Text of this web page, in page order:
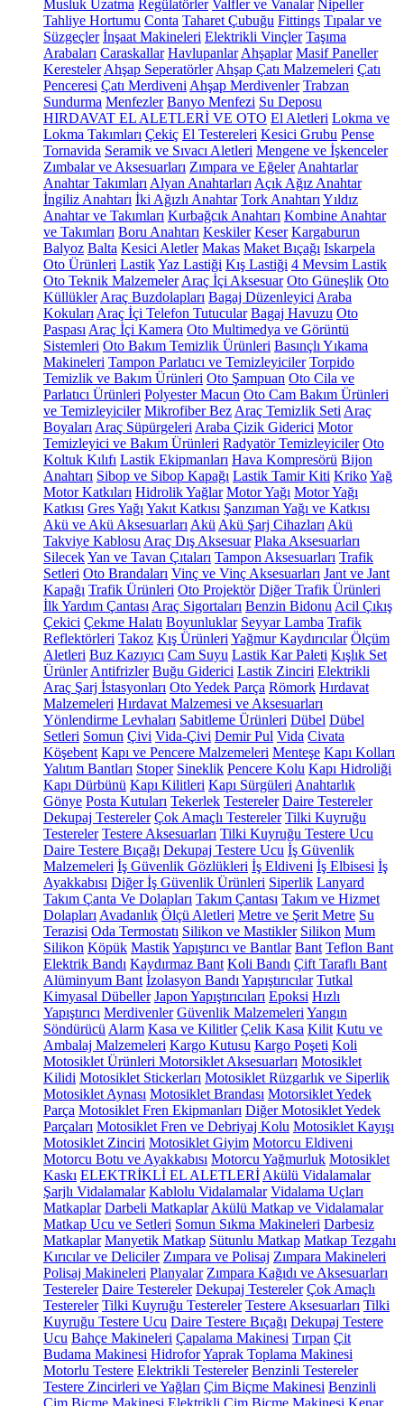
Musluk Uzatma Regülatörler Valfler ve Vanalar Nipeller
Tahliye Hortumu Conta Taharet Çubuğu Fittings Tıpalar ve
Süzgeçler İnşaat Makineleri Elektrikli Vinçler Taşıma
Arabaları Caraskallar Havlupanlar Ahşaplar Masif Paneller
Keresteler Ahşap Seperatörler Ahşap Çatı Malzemeleri Çatı
Penceresi Çatı Merdiveni Ahşap Merdivenler Trabzan
Sundurma Menfezler Banyo Menfezi Su Deposu
HIRDAVAT EL ALETLERİ VE OTO El Aletleri Lokma ve
Lokma Takımları Çekiç El Testereleri Kesici Grubu Pense
Tornavida Seramik ve Sıvacı Aletleri Mengene ve İşkenceler
Zımbalar ve Aksesuarları Zımpara ve Eğeler Anahtarlar
Anahtar Takımları Alyan Anahtarları Açık Ağız Anahtar
İngiliz Anahtarı İki Ağızlı Anahtar Tork Anahtarı Yıldız
Anahtar ve Takımları Kurbağcık Anahtarı Kombine Anahtar
ve Takımları Boru Anahtarı Keskiler Keser Kargaburun
Balyoz Balta Kesici Aletler Makas Maket Bıçağı Iskarpela
Oto Ürünleri LastikYaz Lastiği Kış Lastiği 4 Mevsim Lastik
Oto Teknik Malzemeler Araç İçi Aksesuar Oto Güneşlik Oto
Küllükler Araç Buzdolapları Bagaj Düzenleyici Araba
Kokuları Araç İçi Telefon Tutucular Bagaj Havuzu Oto
Paspası Araç İçi Kamera Oto Multimedya ve Görüntü
Sistemleri Oto Bakım Temizlik Ürünleri Basınçlı Yıkama
Makineleri Tampon Parlatıcı ve Temizleyiciler Torpido
Temizlik ve Bakım Ürünleri Oto Şampuan Oto Cila ve
Parlatıcı Ürünleri Polyester Macun Oto Cam Bakım Ürünleri
ve Temizleyiciler Mikrofiber Bez Araç Temizlik Seti Araç
Boyaları Araç Süpürgeleri Araba Çizik Giderici Motor
Temizleyici ve Bakım Ürünleri Radyatör Temizleyiciler Oto
Koltuk Kılıfı Lastik Ekipmanları Hava Kompresörü Bijon
Anahtarı Sibop ve Sibop Kapağı Lastik Tamir Kiti KrikoYağ
Motor Katkıları Hidrolik Yağlar Motor Yağı Motor Yağı
Katkısı Gres Yağı Yakıt Katkısı Şanzıman Yağı ve Katkısı
Akü ve Akü Aksesuarları Akü Akü Şarj Cihazları Akü
Takviye Kablosu Araç Dış Aksesuar Plaka Aksesuarları
SilecekYan ve Tavan Çıtaları Tampon Aksesuarları Trafik
Setleri Oto Brandaları Vinç ve Vinç Aksesuarları Jant ve Jant
Kapağı Trafik Ürünleri Oto Projektör Diğer Trafik Ürünleri
İlk Yardım Çantası Araç Sigortaları Benzin Bidonu Acil Çıkış
Çekici Çekme Halatı Boyunluklar Seyyar Lamba Trafik
Reflektörleri Takoz Kış Ürünleri Yağmur Kaydırıcılar Ölçüm
Aletleri Buz Kazıyıcı Cam Suyu Lastik Kar Paleti Kışlık Set
Ürünler Antifrizler Buğu Giderici Lastik Zinciri Elektrikli
Araç Şarj İstasyonları Oto Yedek Parça Römork Hırdavat
Malzemeleri Hırdavat Malzemesi ve Aksesuarları
Yönlendirme Levhaları Sabitleme Ürünleri Dübel Dübel
Setleri Somun Çivi Vida-Çivi Demir Pul Vida Civata
Köşebent Kapı ve Pencere Malzemeleri Menteşe Kapı Kolları
Yalıtım Bantları Stoper Sineklik Pencere Kolu Kapı Hidroliği
Kapı Dürbünü Kapı Kilitleri Kapı Sürgüleri Anahtarlık
Gönye Posta Kutuları Tekerlek Testereler Daire Testereler
Dekupaj Testereler Çok Amaçlı Testereler Tilki Kuyruğu
Testereler Testere Aksesuarları Tilki Kuyruğu Testere Ucu
Daire Testere Bıçağı Dekupaj Testere Ucu İş Güvenlik
Malzemeleri İş Güvenlik Gözlükleri İş Eldiveni İş Elbisesi İş
Ayakkabısı Diğer İş Güvenlik Ürünleri Siperlik Lanyard
Takım Çanta Ve Dolapları Takım Çantası Takım ve Hizmet
Dolapları Avadanlık Ölçü Aletleri Metre ve Şerit Metre Su
Terazisi Oda Termostatı Silikon ve Mastikler Silikon Mum
Silikon Köpük MastikYapıştırıcı ve Bantlar Bant Teflon Bant
Elektrik Bandı Kaydırmaz Bant Koli Bandı Çift Taraflı Bant
Alüminyum Bant İzolasyon Bandı Yapıştırıcılar Tutkal
Kimyasal Dübeller Japon Yapıştırıcıları Epoksi Hızlı
Yapıştırıcı Merdivenler Güvenlik Malzemeleri Yangın
Söndürücü Alarm Kasa ve Kilitler Çelik Kasa Kilit Kutu ve
Ambalaj Malzemeleri Kargo Kutusu Kargo Poşeti Koli
Motosiklet Ürünleri Motorsiklet Aksesuarları Motosiklet
Kilidi Motosiklet Stickerları Motosiklet Rüzgarlık ve Siperlik
Motosiklet Aynası Motosiklet Brandası Motorsiklet Yedek
Parça Motosiklet Fren Ekipmanları Diğer Motosiklet Yedek
Parçaları Motosiklet Fren ve Debriyaj Kolu Motosiklet Kayışı
Motosiklet Zinciri Motosiklet Giyim Motorcu Eldiveni
Motorcu Botu ve Ayakkabısı Motorcu Yağmurluk Motosiklet
Kaskı ELEKTRİKLİ EL ALETLERİ Akülü Vidalamalar
Şarjlı Vidalamalar Kablolu Vidalamalar Vidalama Uçları
Matkaplar Darbeli Matkaplar Akülü Matkap ve Vidalamalar
Matkap Ucu ve Setleri Somun Sıkma Makineleri Darbesiz
Matkaplar Manyetik Matkap Sütunlu Matkap Matkap Tezgahı
Kırıcılar ve Deliciler Zımpara ve Polisaj Zımpara Makineleri
Polisaj Makineleri Planyalar Zımpara Kağıdı ve Aksesuarları
Testereler Daire Testereler Dekupaj Testereler Çok Amaçlı
Testereler Tilki Kuyruğu Testereler Testere Aksesuarları Tilki
Kuyruğu Testere Ucu Daire Testere Bıçağı Dekupaj Testere
Ucu Bahçe Makineleri Çapalama Makinesi Tırpan Çit
Budama Makinesi HidroforYaprak Toplama Makinesi
Motorlu Testere Elektrikli Testereler Benzinli Testereler
Testere Zincirleri ve Yağları Çim Biçme Makinesi Benzinli
Çim Biçme Makinesi Elektrikli Çim Biçme Makinesi Kenar